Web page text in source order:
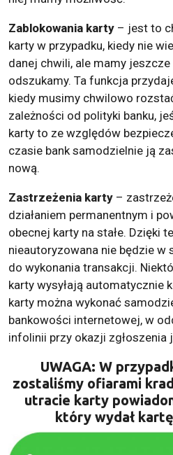
Zablokowania karty – jest to
karty w przypadku, kiedy nie
danej chwili, ale mamy
odszukamy. Ta funkcja
kiedy musimy chwilowo
zależności od polityki banku,
karty to ze względów
czasie bank samodzielnie ją
nową.
Zastrzeżenia karty –
działaniem permanentnym i
obecnej karty na stałe. Dzięki
nieautoryzowana nie będzie w
do wykonania transakcji.
karty wysyłają automatycznie
karty można wykonać
bankowości internetowej, w
infolinii przy okazji zgłoszenia
UWAGA: W
zostaliśmy ofiarami
utracie karty
który wydał